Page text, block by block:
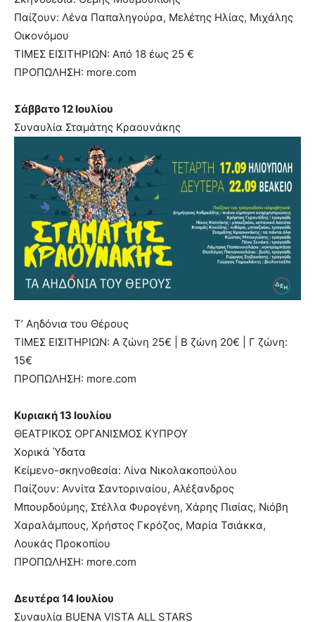
Παίζουν: Λένα Παπαληγούρα, Μελέτης Ηλίας, Μιχάλης
Οικονόμου
ΤΙΜΕΣ ΕΙΣΙΤΗΡΙΩΝ: Από 18 έως 25 €
ΠΡΟΠΩΛΗΣΗ: more.com
Σάββατο 12 Ιουλίου
Συναυλία Σταμάτης Κραουνάκης
Τ’ Αηδόνια του Θέρους
ΤΙΜΕΣ ΕΙΣΙΤΗΡΙΩΝ: Α ζώνη 25€ | Β ζώνη 20€ | Γ ζώνη:
15€
ΠΡΟΠΩΛΗΣΗ: more.com
Κυριακή 13 Ιουλίου
ΘΕΑΤΡΙΚΟΣ ΟΡΓΑΝΙΣΜΟΣ ΚΥΠΡΟΥ
Χορικά Ύδατα
Κείμενο-σκηνοθεσία: Λίνα Νικολακοπούλου
Παίζουν: Αννίτα Σαντοριναίου, Αλέξανδρος
Μπουρδούμης, Στέλλα Φυρογένη, Χάρης Πισίας, Νιόβη
Χαραλάμπους, Χρήστος Γκρόζος, Μαρία Τσιάκκα,
Λουκάς Προκοπίου
ΠΡΟΠΩΛΗΣΗ: more.com
Δευτέρα 14 Ιουλίου
Συναυλία BUENA VISTA ALL STARS